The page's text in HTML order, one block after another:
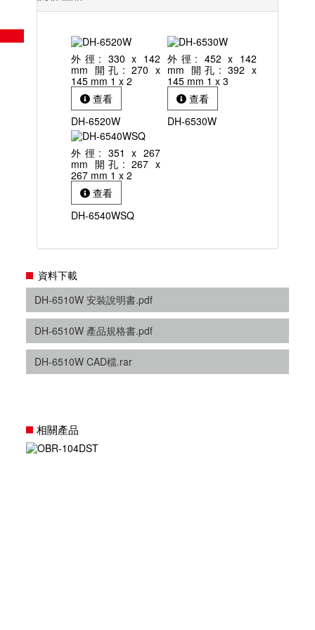
外徑: 330 x 142
mm 開孔: 270 x
145 mm 1 x 2
查看
DH-6520W
外徑: 452 x 142
mm 開孔: 392 x
145 mm 1 x 3
查看
DH-6530W
外徑: 351 x 267
mm 開孔: 267 x
267 mm 1 x 2
查看
DH-6540WSQ
資料下載
DH-6510W 安裝說明書.pdf
DH-6510W 產品規格書.pdf
DH-6510W CAD檔.rar
相關產品